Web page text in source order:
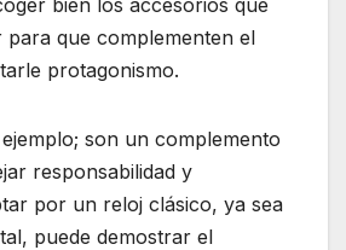
para que complementen el
protagonismo.
son un complemento
responsabilidad y
por un reloj clásico, ya sea
puede demostrar el